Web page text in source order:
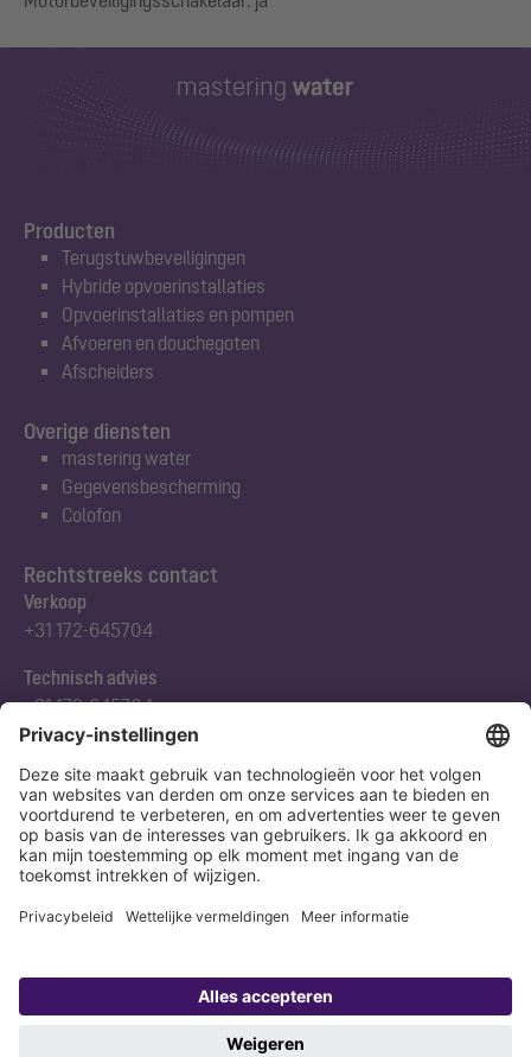
Producten
Terugstuwbeveiligingen
Hybride opvoerinstallaties
Opvoerinstallaties en pompen
Afvoeren en douchegoten
Afscheiders
Rechtstreeks contact
Verkoop
+31 172-645704
Technisch advies
+31 172-645704
Abonneert u zich op onze nieuwsbrief
Nu aanmelden
Overige diensten
mastering water
Gegevensbescherming
Colofon
Copyright 1998-2026 KESSEL SE + Co. KG, Bahnhofstraße 31, 85101 Lenting,
Verklaring Colofon